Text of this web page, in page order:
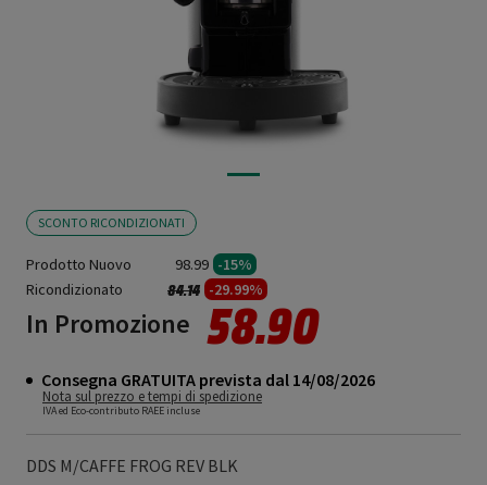
SCONTO RICONDIZIONATI
Prodotto Nuovo 98.99 -15%
Ricondizionato
Prezzo ridotto da
84.14a -29.99%
In Promozione 58.90
Consegna GRATUITA prevista dal 14/08/2026
Nota sul prezzo e tempi di spedizione
IVA ed Eco-contributo RAEE incluse
DDS M/CAFFE FROG REV BLK